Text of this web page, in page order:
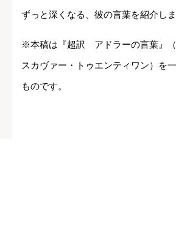
ずっと深くなる、彼の言葉を紹介しま
※本稿は『超訳 アドラーの言葉』（
スカヴァー・トゥエンティワン）を
ものです。